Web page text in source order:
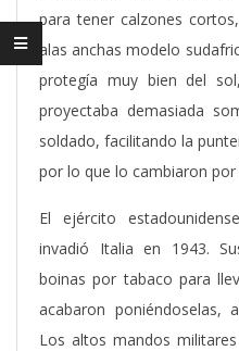
para tener calzones
alas anchas modelo
protegía muy bien del
proyectaba demasiada
soldado, facilitando la
por lo que lo cambiaron por
El ejército
invadió Italia en 1943.
boinas por tabaco para
acabaron poniéndoselas,
Los altos mandos